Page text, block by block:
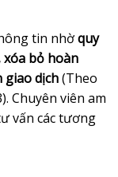
tin nhờquy
bỏ hoàn
giao dịch(Theo
Chuyên viên am
vấn các tương